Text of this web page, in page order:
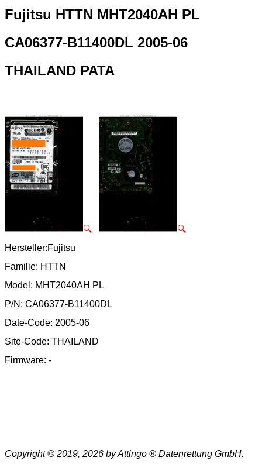
Fujitsu HTTN MHT2040AH PL
CA06377-B11400DL 2005-06
THAILAND PATA
🔍
🔍
Hersteller:Fujitsu
Familie: HTTN
Model: MHT2040AH PL
P/N: CA06377-B11400DL
Date-Code: 2005-06
Site-Code: THAILAND
Firmware: -
Copyright © 2019, 2026 by Attingo ® Datenrettung GmbH.